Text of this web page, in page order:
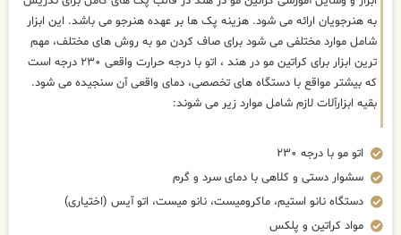
به هنرجویان ارائه می شود. هزینه پک ها بر عهده هنرجو می باشد. این ابزار
شامل موارد مختلفی می شود برای صاف کردن مو به روش های مختلف، مهم
ترین ابزار برای کراتین مو در هند ، اتو با درجه حرارت واقعی ۲۳۰ درجه است
که بیشتر مواقع با دستگاه های تخصصی، دمای واقعی آن سنجیده می شود.
بقیه ابزارآلات لازم شامل موارد زیر می شوند:
اتو مو با درجه ۲۳۰
سشوار دستی و کلاهی با دمای سرد و گرم
دستگاه نانو استیم، ماکرومیست، نانو میست، اتو آیس (اختیاری)
مواد کراتین و پلکس